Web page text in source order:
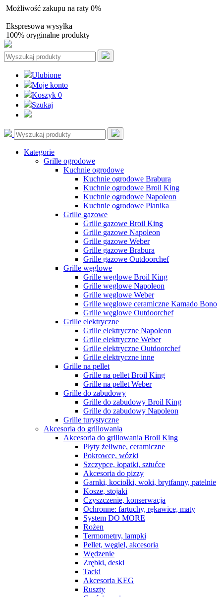
Możliwość zakupu na raty 0%
Ekspresowa wysyłka
100% oryginalne produkty
Ulubione
Moje konto
Koszyk 0
Szukaj
Kategorie
Grille ogrodowe
Kuchnie ogrodowe
Kuchnie ogrodowe Brabura
Kuchnie ogrodowe Broil King
Kuchnie ogrodowe Napoleon
Kuchnie ogrodowe Planika
Grille gazowe
Grille gazowe Broil King
Grille gazowe Napoleon
Grille gazowe Weber
Grille gazowe Brabura
Grille gazowe Outdoorchef
Grille węglowe
Grille węglowe Broil King
Grille węglowe Napoleon
Grille węglowe Weber
Grille węglowe ceramiczne Kamado Bono
Grille węglowe Outdoorchef
Grille elektryczne
Grille elektryczne Napoleon
Grille elektryczne Weber
Grille elektryczne Outdoorchef
Grille elektryczne inne
Grille na pellet
Grille na pellet Broil King
Grille na pellet Weber
Grille do zabudowy
Grille do zabudowy Broil King
Grille do zabudowy Napoleon
Grille turystyczne
Akcesoria do grillowania
Akcesoria do grillowania Broil King
Płyty żeliwne, ceramiczne
Pokrowce, wózki
Szczypce, łopatki, sztućce
Akcesoria do pizzy
Garnki, kociołki, woki, brytfanny, patelnie
Kosze, stojaki
Czyszczenie, konserwacja
Ochronne: fartuchy, rękawice, maty
System DO MORE
Rożen
Termometry, lampki
Pellet, węgiel, akcesoria
Wędzenie
Zrębki, deski
Tacki
Akcesoria KEG
Ruszty